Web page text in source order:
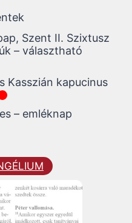
Szent II. Szixtusz
– választható
Kasszián kapucinus
– emléknap